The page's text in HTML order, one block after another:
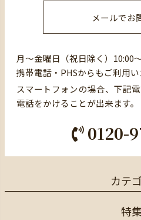
メールでお
月～金曜日（祝日除く）10:00
携帯電話・PHSからもご利用い
スマートフォンの場合、下記
電話をかけることが出来ます。
0120-
カテ
特